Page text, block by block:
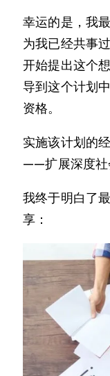
幸运的是，我
为我已经共事
开始提出这个
导到这个计划
资格。
实施该计划的
——扩展深度社
我终于明白了
享：